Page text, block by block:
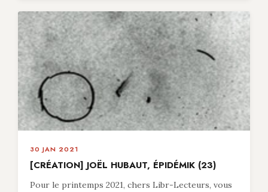
30 JAN 2021
[CRÉATION] JOËL HUBAUT, ÉPIDÉMIK (23)
Pour le printemps 2021, chers Libr-Lecteurs, vous